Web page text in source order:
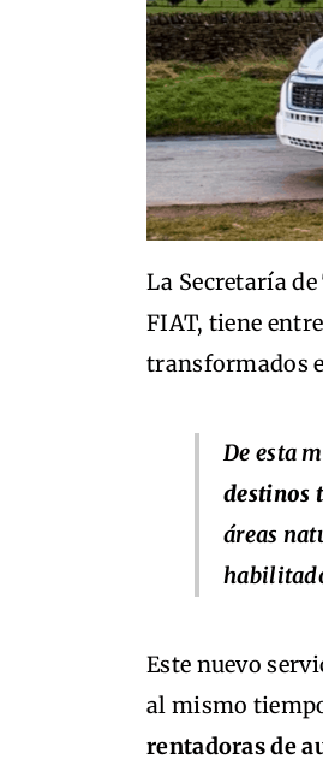
La Secretaría
FIAT, tiene
transformados
De esta
destinos
áreas
Este nuevo
al mismo
rentadoras de